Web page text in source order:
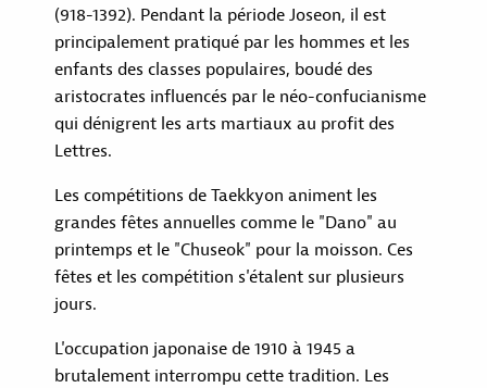
LE CFTK
LE TAEKKYON
TROUVER UN CLUB
CALENDRIER
(918-1392). Pendant la période Joseon, il est
principalement pratiqué par les hommes et les
enfants des classes populaires, boudé des
aristocrates influencés par le néo-confucianisme
qui dénigrent les arts martiaux au profit des
Lettres.
Les compétitions de Taekkyon animent les
grandes fêtes annuelles comme le "Dano" au
printemps et le "Chuseok" pour la moisson. Ces
fêtes et les compétition s'étalent sur plusieurs
jours.
L'occupation japonaise de 1910 à 1945 a
brutalement interrompu cette tradition. Les